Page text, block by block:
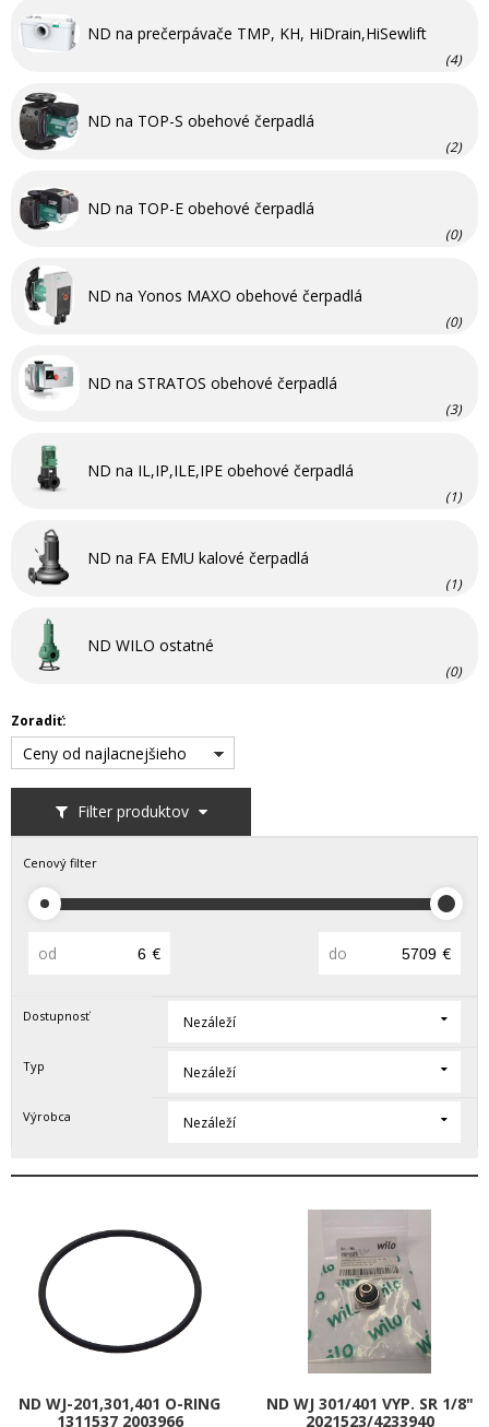
ND na prečerpávače TMP, KH, HiDrain,HiSewlift
(4)
ND na TOP-S obehové čerpadlá
(2)
ND na TOP-E obehové čerpadlá
(0)
ND na Yonos MAXO obehové čerpadlá
(0)
ND na STRATOS obehové čerpadlá
(3)
ND na IL,IP,ILE,IPE obehové čerpadlá
(1)
ND na FA EMU kalové čerpadlá
(1)
ND WILO ostatné
(0)
Filter produktov
Zoradiť:
Ceny od najlacnejšieho
Cenový filter
od € do €
Dostupnosť Nezáleží
Typ Nezáleží
Výrobca Nezáleží
ND WJ-201,301,401 O-RING
1311537 2003966
ND WJ 301/401 VYP. SR 1/8"
2021523/4233940